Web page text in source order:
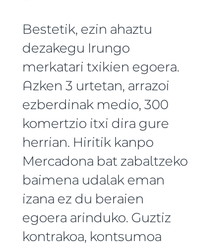
Bestetik, ezin ahaztu
dezakegu Irungo
merkatari txikien egoera.
Azken 3 urtetan, arrazoi
ezberdinak medio, 300
komertzio itxi dira gure
herrian. Hiritik kanpo
Mercadona bat zabaltzeko
baimena udalak eman
izana ez du beraien
egoera arinduko. Guztiz
kontrakoa, kontsumoa